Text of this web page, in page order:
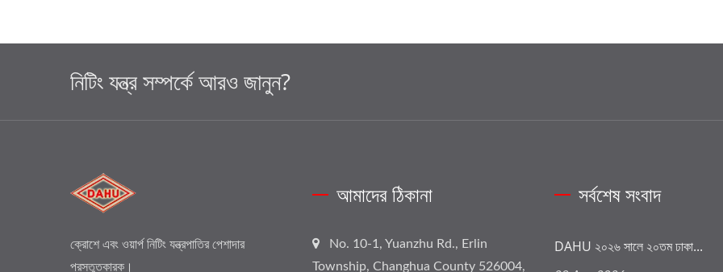
নিটিং যন্ত্র সম্পর্কে আরও জানুন?
ক্রোশে এবং ওয়ার্প নিটিং যন্ত্রপাতির পেশাদার
প্রস্তুতকারক।
আমাদের ঠিকানা
No. 10-1, Yuanzhu Rd., Erlin
Township, Changhua County 526004,
সর্বশেষ সংবাদ
DAHU ২০২৬ সালে ২০তম ঢাকা...